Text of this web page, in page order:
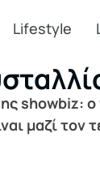
Lifestyle
showbiz:
μαζί